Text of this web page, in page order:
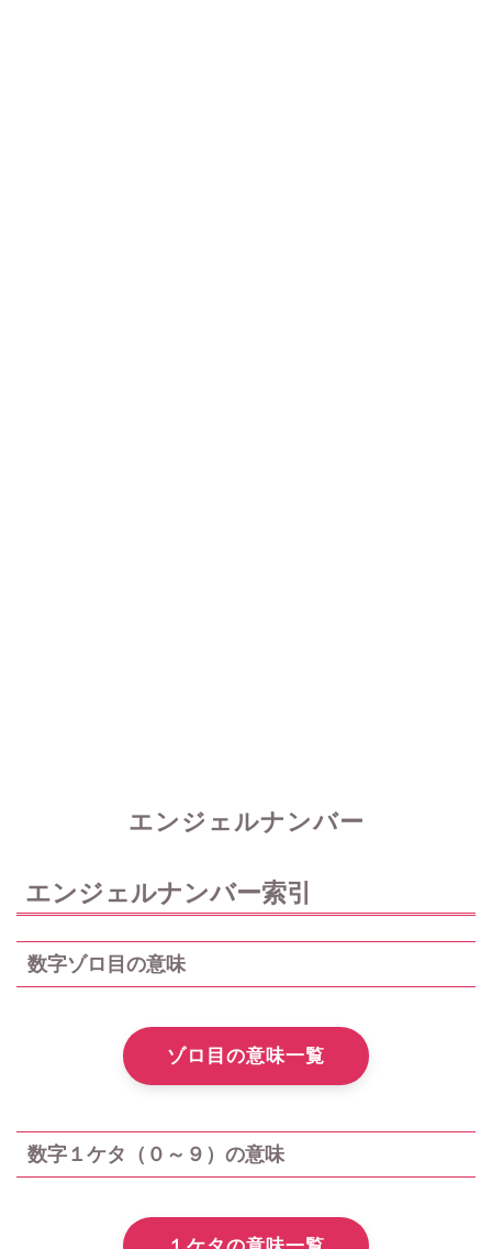
エンジェルナンバー
エンジェルナンバー索引
数字ゾロ目の意味
ゾロ目の意味一覧
数字１ケタ（０～９）の意味